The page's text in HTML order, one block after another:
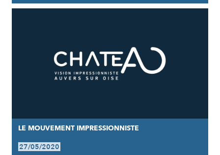
LE MOUVEMENT IMPRESSIONNISTE
27/05/2020